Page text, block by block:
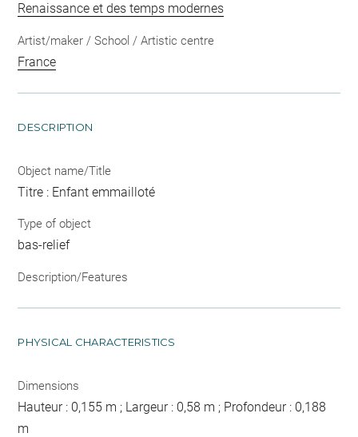
Renaissance et des temps modernes
Artist/maker / School / Artistic centre
France
DESCRIPTION
Object name/Title
Titre : Enfant emmailloté
Type of object
bas-relief
Description/Features
PHYSICAL CHARACTERISTICS
Dimensions
Hauteur : 0,155 m ; Largeur : 0,58 m ; Profondeur : 0,188
m